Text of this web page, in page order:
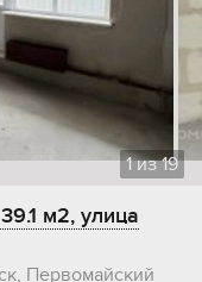
1из19
м2, улица
Первомайский